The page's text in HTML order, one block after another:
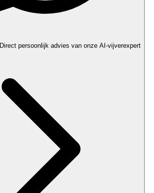
Direct persoonlijk advies van onze AI-vijverexpert